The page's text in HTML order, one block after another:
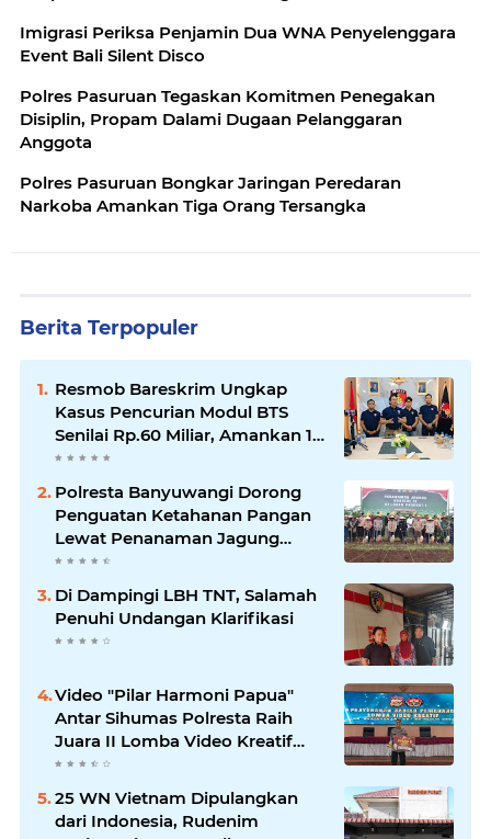
Imigrasi Periksa Penjamin Dua WNA Penyelenggara
Event Bali Silent Disco
Polres Pasuruan Tegaskan Komitmen Penegakan
Disiplin, Propam Dalami Dugaan Pelanggaran
Anggota
Polres Pasuruan Bongkar Jaringan Peredaran
Narkoba Amankan Tiga Orang Tersangka
Berita Terpopuler
Resmob Bareskrim Ungkap
Kasus Pencurian Modul BTS
Senilai Rp.60 Miliar, Amankan 12
Tersangka
Polresta Banyuwangi Dorong
Penguatan Ketahanan Pangan
Lewat Penanaman Jagung
Kuartal IV 2025
Di Dampingi LBH TNT, Salamah
Penuhi Undangan Klarifikasi
Video "Pilar Harmoni Papua"
Antar Sihumas Polresta Raih
Juara II Lomba Video Kreatif
Hari Bhayangkara ke-80
25 WN Vietnam Dipulangkan
dari Indonesia, Rudenim